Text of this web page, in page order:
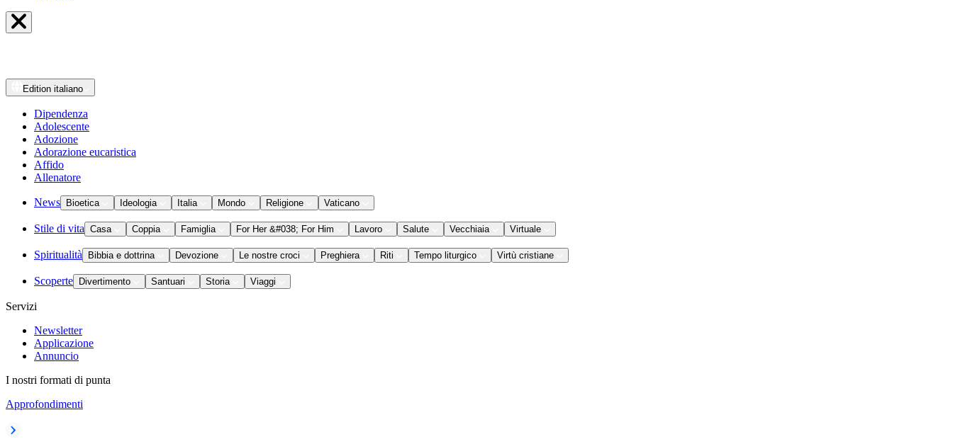
Edition italiano
Dipendenza
Adolescente
Adozione
Adorazione eucaristica
Affido
Allenatore
News Bioetica Ideologia Italia Mondo Religione Vaticano
Stile di vita Casa Coppia Famiglia For Her &#038; For Him Lavoro Salute Vecchiaia Virtuale
Spiritualità Bibbia e dottrina Devozione Le nostre croci Preghiera Riti Tempo liturgico Virtù cristiane
Scoperte Divertimento Santuari Storia Viaggi
Servizi
Newsletter
Applicazione
Annuncio
I nostri formati di punta
Approfondimenti